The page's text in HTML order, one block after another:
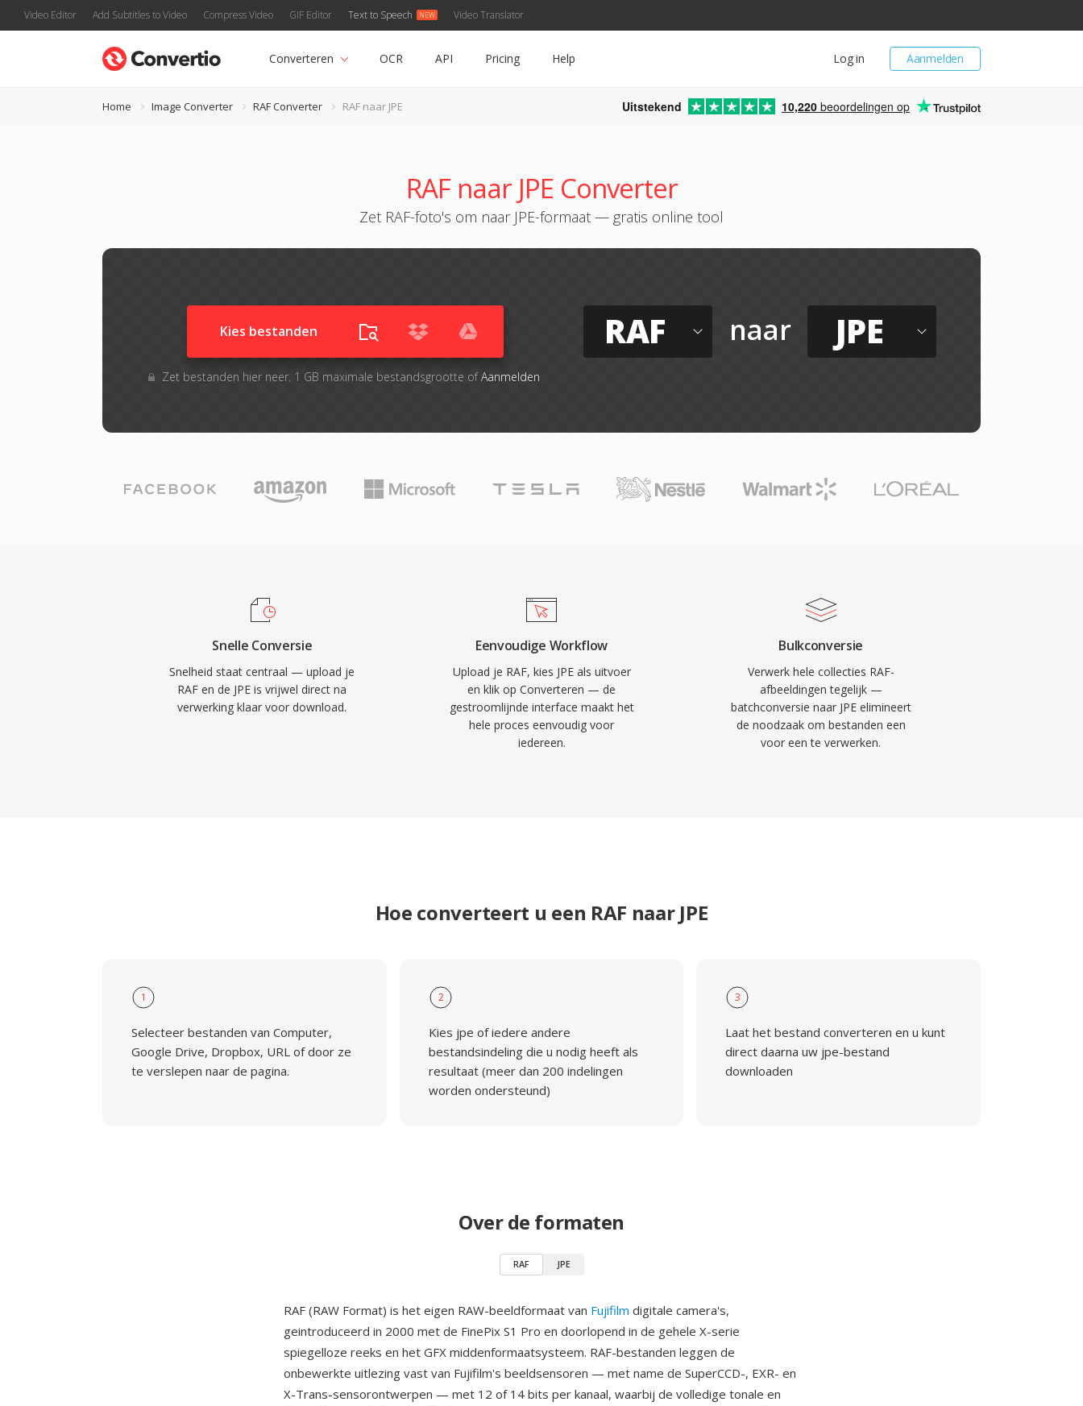
Video Editor Add Subtitles to Video Compress Video GIF Editor Text to Speech Video Translator
Aanmelden
Log in
Converteren OCR API Pricing Help
Home Image Converter RAF Converter RAF naar JPE Uitstekend 10,220 beoordelingen op
RAF naar JPE Converter
Zet RAF-foto's om naar JPE-formaat — gratis online tool
Kies bestanden
Zet bestanden hier neer. 1 GB maximale bestandsgrootte ofAanmelden
RAF naar JPE
Snelle Conversie
Snelheid staat centraal — upload je
RAF en de JPE is vrijwel direct na
verwerking klaar voor download.
Eenvoudige Workflow
Upload je RAF, kies JPE als uitvoer
en klik op Converteren — de
gestroomlijnde interface maakt het
hele proces eenvoudig voor
iedereen.
Bulkconversie
Verwerk hele collecties RAF-
afbeeldingen tegelijk —
batchconversie naar JPE elimineert
de noodzaak om bestanden een
voor een te verwerken.
Hoe converteert u een RAF naar JPE
1
Selecteer bestanden van Computer,
Google Drive, Dropbox, URL of door ze
te verslepen naar de pagina.
2
Kies jpe of iedere andere
bestandsindeling die u nodig heeft als
resultaat (meer dan 200 indelingen
worden ondersteund)
3
Laat het bestand converteren en u kunt
direct daarna uw jpe-bestand
downloaden
Over de formaten
RAF JPE
RAF (RAW Format) is het eigen RAW-beeldformaat van Fujifilm digitale camera's,
geintroduceerd in 2000 met de FinePix S1 Pro en doorlopend in de gehele X-serie
spiegelloze reeks en het GFX middenformaatsysteem. RAF-bestanden leggen de
onbewerkte uitlezing vast van Fujifilm's beeldsensoren — met name de SuperCCD-, EXR- en
X-Trans-sensorontwerpen — met 12 of 14 bits per kanaal, waarbij de volledige tonale en